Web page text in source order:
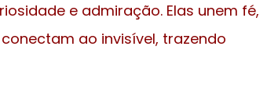
e admiração. Elas unem fé,
ao invisível, trazendo